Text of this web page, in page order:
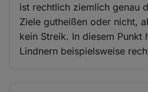
ist rechtlich ziemlich genau
Ziele gutheißen oder nicht,
kein Streik. In diesem Punkt
Lindnern beispielsweise